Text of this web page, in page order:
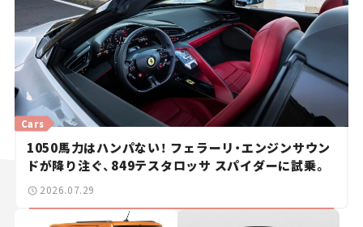
Cars
1050馬力はハンパない！ フェラーリ・エンジンサウン
ドが降り注ぐ、849テスタロッサ スパイダーに試乗。
2026.07.29